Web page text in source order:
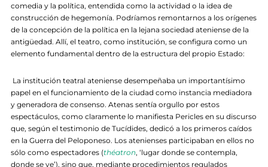
comedia y la política, entendida como la actividad o la idea de
construcción de hegemonía. Podríamos remontarnos a los orígenes
de la concepción de la política en la lejana sociedad ateniense de la
antigüedad. Allí, el teatro, como institución, se configura como un
elemento fundamental dentro de la estructura del propio Estado:
La institución teatral ateniense desempeñaba un importantísimo
papel en el funcionamiento de la ciudad como instancia mediadora
y generadora de consenso. Atenas sentía orgullo por estos
espectáculos, como claramente lo manifiesta Pericles en su discurso
que, según el testimonio de Tucídides, dedicó a los primeros caídos
en la Guerra del Peloponeso. Los atenienses participaban en ellos no
sólo como espectadores (théatron, ‘lugar donde se contempla,
donde se ve’), sino que, mediante procedimientos regulados